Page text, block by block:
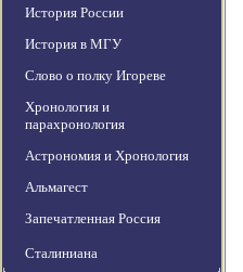
История России
История в МГУ
Слово о полку Игореве
Хронология и
парахронология
Астрономия и Хронология
Альмагест
Запечатленная Россия
Сталиниана